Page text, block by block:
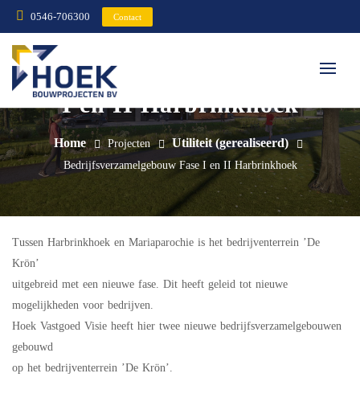
0546-706300 Contact
Bedrijfsverzamelgebouw Fase
I en II Harbrinkhoek
Home Projecten Utiliteit (gerealiseerd)
Bedrijfsverzamelgebouw Fase I en II Harbrinkhoek
Tussen Harbrinkhoek en Mariaparochie is het bedrijventerrein ’De
Krön’
uitgebreid met een nieuwe fase. Dit heeft geleid tot nieuwe
mogelijkheden voor bedrijven.
Hoek Vastgoed Visie heeft hier twee nieuwe bedrijfsverzamelgebouwen
gebouwd
op het bedrijventerrein ’De Krön’.